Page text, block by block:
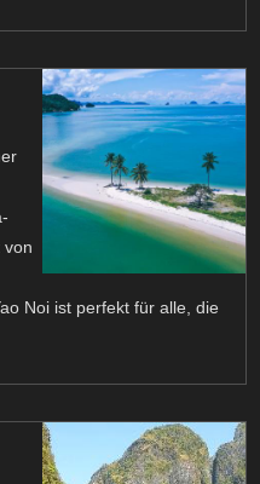
von
Noi ist perfekt für alle, die